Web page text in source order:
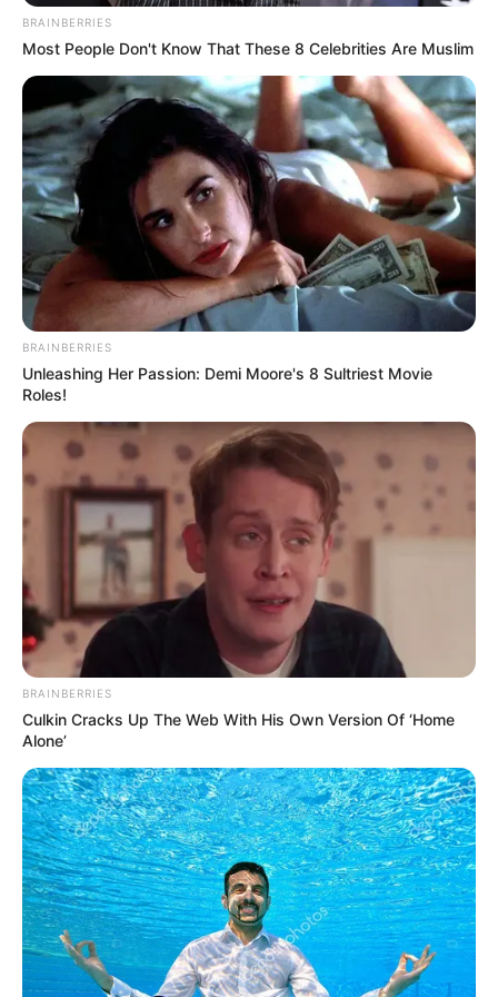
Την λένε «Κυκλάδες χωρίς πλοίο» και είναι 1
ώρα από Χαλκίδα – Υπερβολή ή όχι;
Θλίψη στην Εύβοια για γυναίκα
Ακολουθήστε το evianews.com στοGoogle
News
ΤΑ ΠΙΟ ΔΗΜΟΦΙΛΗ
BRAINBERRIES
Most People Don't Know That These 8 Celebrities Are Muslim
BRAINBERRIES
Unleashing Her Passion: Demi Moore's 8 Sultriest Movie
Roles!
BRAINBERRIES
Culkin Cracks Up The Web With His Own Version Of ‘Home
Alone’